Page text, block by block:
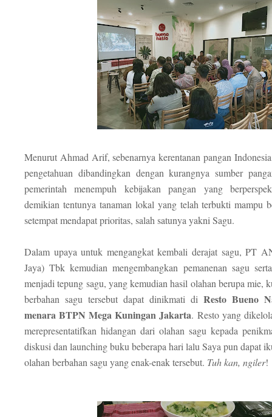
Menurut Ahmad Arif, sebenarnya kerentanan pangan
pengetahuan dibandingkan dengan kurangnya sumber
pemerintah menempuh kebijakan pangan yang
demikian tentunya tanaman lokal yang telah terbukti mampu
setempat mendapat prioritas, salah satunya yakni Sagu.
Dalam upaya untuk mengangkat kembali derajat sagu, PT
Jaya) Tbk kemudian mengembangkan pemanenan sagu
menjadi tepung sagu, yang kemudian hasil olahan berupa mie,
berbahan sagu tersebut dapat dinikmati di Resto Bueno
menara BTPN Mega Kuningan Jakarta. Resto yang
merepresentatifkan hidangan dari olahan sagu kepada
diskusi dan launching buku beberapa hari lalu Saya pun dapat
olahan berbahan sagu yang enak-enak tersebut. Tuh kan, ngiler!